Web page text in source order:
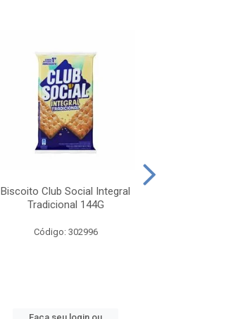
Biscoito Club Social Integral
Tradicional 144G
Código: 302996